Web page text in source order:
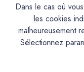
LA COLLECTION
Dans le cas où
les cookies
malheureusement
Sélectionnez